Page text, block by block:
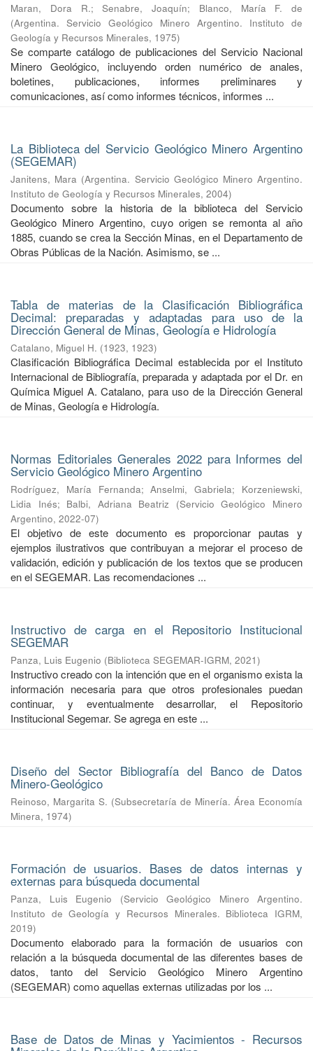
Maran, Dora R.;Senabre, Joaquín; Blanco, María F. de
(Argentina. Servicio Geológico Minero Argentino. Instituto de
Geología y Recursos Minerales, 1975)
Se comparte catálogo de publicaciones del Servicio Nacional
Minero Geológico, incluyendo orden numérico de anales,
boletines, publicaciones, informes preliminares y
comunicaciones, así como informes técnicos, informes ...
La Biblioteca del Servicio Geológico Minero Argentino
(SEGEMAR)
Janitens, Mara (Argentina. Servicio Geológico Minero Argentino.
Instituto de Geología y Recursos Minerales, 2004)
Documento sobre la historia de la biblioteca del Servicio
Geológico Minero Argentino, cuyo origen se remonta al año
1885, cuando se crea la Sección Minas, en el Departamento de
Obras Públicas de la Nación. Asimismo, se ...
Tabla de materias de la Clasificación Bibliográfica
Decimal: preparadas y adaptadas para uso de la
Dirección General de Minas, Geología e Hidrología
Catalano, Miguel H. (1923, 1923)
Clasificación Bibliográfica Decimal establecida por el Instituto
Internacional de Bibliografía, preparada y adaptada por el Dr. en
Química Miguel A. Catalano, para uso de la Dirección General
de Minas, Geología e Hidrología.
Normas Editoriales Generales 2022 para Informes del
Servicio Geológico Minero Argentino
Rodríguez, María Fernanda;Anselmi, Gabriela; Korzeniewski,
Lidia Inés; Balbi, Adriana Beatriz (Servicio Geológico Minero
Argentino, 2022-07)
El objetivo de este documento es proporcionar pautas y
ejemplos ilustrativos que contribuyan a mejorar el proceso de
validación, edición y publicación de los textos que se producen
en el SEGEMAR. Las recomendaciones ...
Instructivo de carga en el Repositorio Institucional
SEGEMAR
Panza, Luis Eugenio (Biblioteca SEGEMAR-IGRM, 2021)
Instructivo creado con la intención que en el organismo exista la
información necesaria para que otros profesionales puedan
continuar, y eventualmente desarrollar, el Repositorio
Institucional Segemar. Se agrega en este ...
Diseño del Sector Bibliografía del Banco de Datos
Minero-Geológico
Reinoso, Margarita S. (Subsecretaría de Minería. Área Economía
Minera, 1974)
Formación de usuarios. Bases de datos internas y
externas para búsqueda documental
Panza, Luis Eugenio (Servicio Geológico Minero Argentino.
Instituto de Geología y Recursos Minerales. Biblioteca IGRM,
2019)
Documento elaborado para la formación de usuarios con
relación a la búsqueda documental de las diferentes bases de
datos, tanto del Servicio Geológico Minero Argentino
(SEGEMAR) como aquellas externas utilizadas por los ...
Base de Datos de Minas y Yacimientos - Recursos